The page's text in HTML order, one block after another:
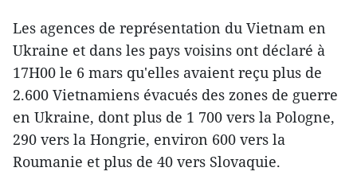
Les agences de représentation du Vietnam en
Ukraine et dans les pays voisins ont déclaré à
17H00 le 6 mars qu'elles avaient reçu plus de
2.600 Vietnamiens évacués des zones de guerre
en Ukraine, dont plus de 1 700 vers la Pologne,
290 vers la Hongrie, environ 600 vers la
Roumanie et plus de 40 vers Slovaquie.